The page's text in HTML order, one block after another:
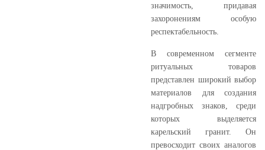
значимость, придавая
захоронениям особую
респектабельность.
В современном сегменте
ритуальных товаров
представлен широкий выбор
материалов для создания
надгробных знаков, среди
которых выделяется
карельский гранит. Он
превосходит своих аналогов